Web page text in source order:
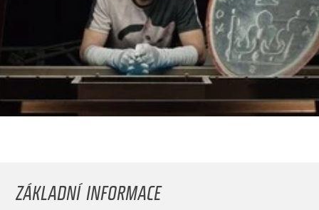
ZÁKLADNÍ INFORMACE